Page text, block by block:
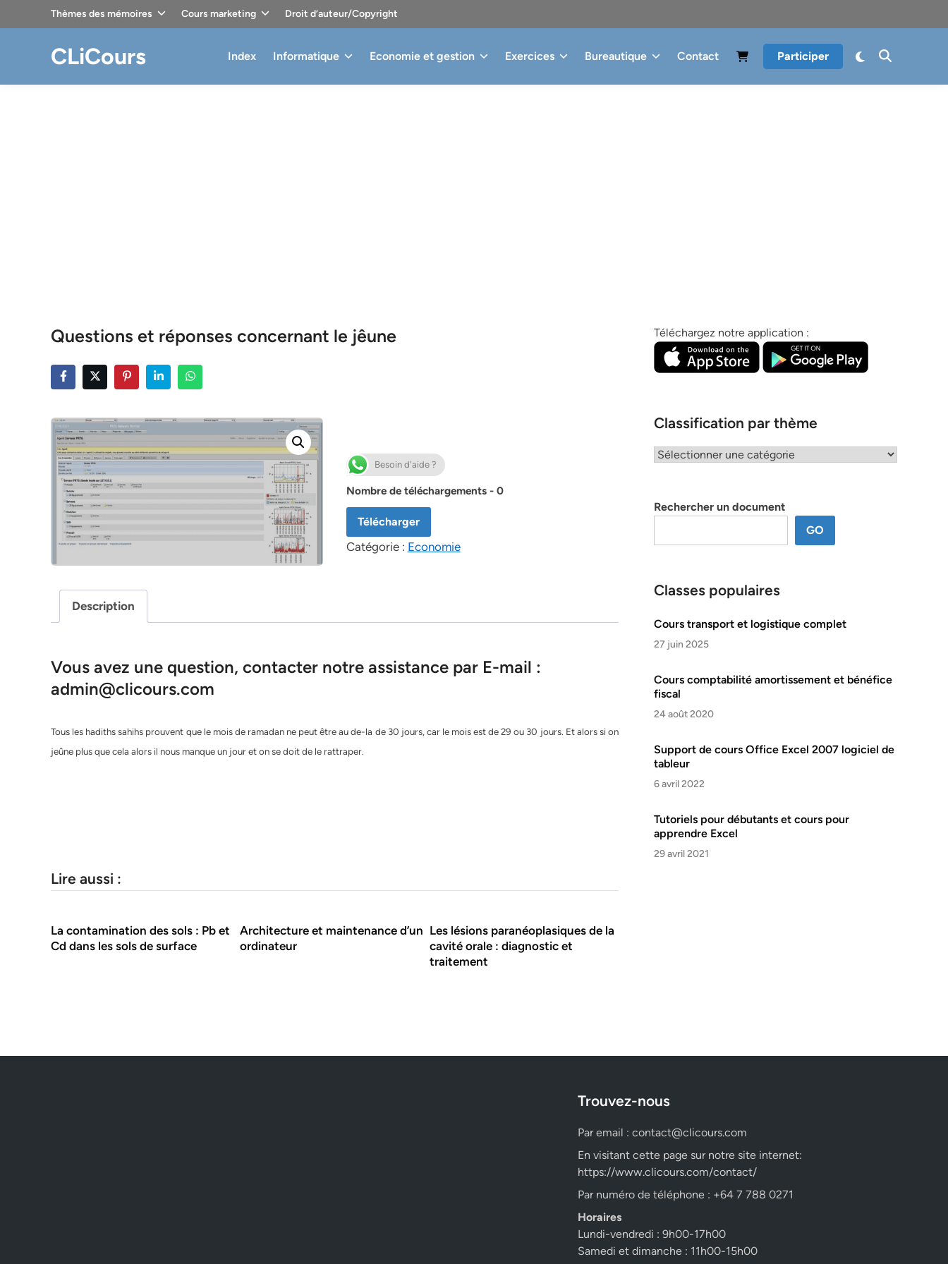
Thèmes des mémoires Cours marketing Droit d’auteur/Copyright
CLiCours Index Informatique Economie et gestion Exercices Bureautique Contact Participer
Questions et réponses concernant le jêune
Besoin d'aide ?
Nombre de téléchargements - 0
Télécharger
Catégorie : Economie
Description
Vous avez une question, contacter notre assistance par E-mail :
admin@clicours.com
Tous les hadiths sahihs prouvent que le mois de ramadan ne peut être au de-la de 30 jours, car le mois est de 29 ou 30 jours. Et alors si on
jeûne plus que cela alors il nous manque un jour et on se doit de le rattraper.
Lire aussi :
La contamination des sols : Pb et
Cd dans les sols de surface
Architecture et maintenance d’un
ordinateur
Les lésions paranéoplasiques de la
cavité orale : diagnostic et
traitement
Téléchargez notre application :
Classification par thème
Classification
Rechercher un document
GO
Classes populaires
Cours transport et logistique complet
27 juin 2025
Cours comptabilité amortissement et bénéfice
fiscal
24 août 2020
Support de cours Office Excel 2007 logiciel de
tableur
6 avril 2022
Tutoriels pour débutants et cours pour
apprendre Excel
29 avril 2021
Trouvez-nous
Par email : contact@clicours.com
En visitant cette page sur notre site internet:
https://www.clicours.com/contact/
Par numéro de téléphone : +64 7 788 0271
Horaires
Lundi-vendredi : 9h00-17h00
Samedi et dimanche : 11h00-15h00